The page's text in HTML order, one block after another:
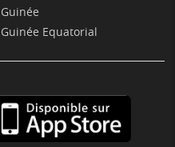
Guinée
Guinée Equatorial